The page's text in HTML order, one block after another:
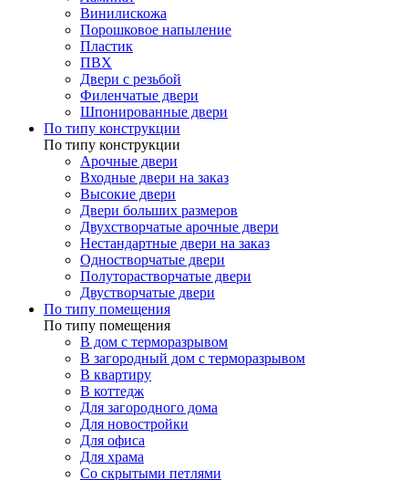
Винилискожа
Порошковое напыление
Пластик
ПВХ
Двери с резьбой
Филенчатые двери
Шпонированные двери
По типу конструкции
По типу конструкции
Арочные двери
Входные двери на заказ
Высокие двери
Двери больших размеров
Двухстворчатые арочные двери
Нестандартные двери на заказ
Одностворчатые двери
Полуторастворчатые двери
Двустворчатые двери
По типу помещения
По типу помещения
В дом с терморазрывом
В загородный дом с терморазрывом
В квартиру
В коттедж
Для загородного дома
Для новостройки
Для офиса
Для храма
Со скрытыми петлями